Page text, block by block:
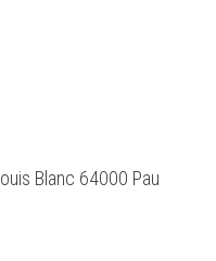
Blanc 64000 Pau